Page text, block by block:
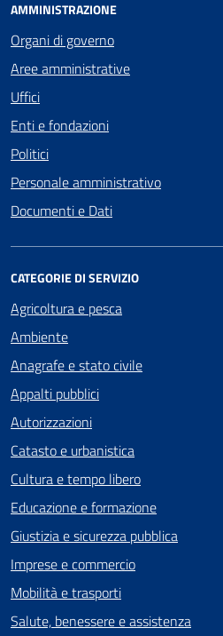
AMMINISTRAZIONE
Organi di governo
Aree amministrative
Uffici
Enti e fondazioni
Politici
Personale amministrativo
Documenti e Dati
CATEGORIE DI SERVIZIO
Agricoltura e pesca
Ambiente
Anagrafe e stato civile
Appalti pubblici
Autorizzazioni
Catasto e urbanistica
Cultura e tempo libero
Educazione e formazione
Giustizia e sicurezza pubblica
Imprese e commercio
Mobilità e trasporti
Salute, benessere e assistenza